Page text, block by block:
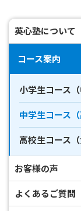
英心塾について
コース案内
小学生コース
中学生コース（
高校生コース（
お客様の声
よくあるご質問